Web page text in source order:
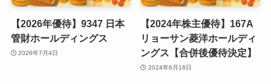
【2026年優待】9347 日本
管財ホールディングス
2026年7月4日
【2024年株主優待】167A
リョーサン菱洋ホールディ
ングス【合併後優待決定】
2024年6月18日